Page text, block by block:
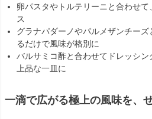
卵パスタやトルテリーニと合わせ
ス
グラナパダーノやパルメザンチー
るだけで風味が格別に
バルサミコ酢と合わせてドレッシ
上品な一皿に
一滴で広がる極上の風味を、